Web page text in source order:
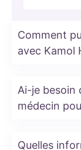
Comment
avec Kamol
Ai-je besoin
médecin
Quelles